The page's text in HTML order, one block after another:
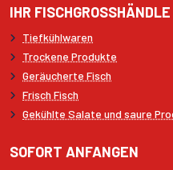
IHR FISCHGROSSHÄNDLE
Tiefkühlwaren
Trockene Produkte
Geräucherte Fisch
Frisch Fisch
Gekühlte Salate und saure
SOFORT ANFANGEN